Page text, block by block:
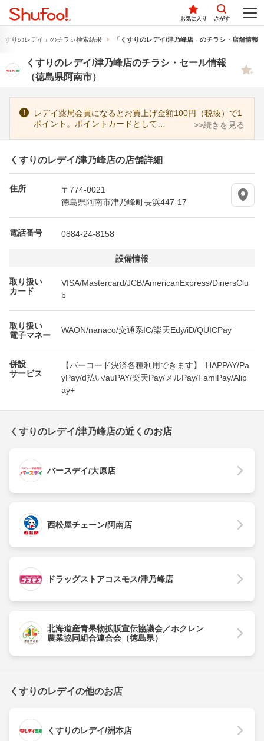
お気に入り さがす
すりのレデイ」のチラシ検索結果 「くすりのレデイ/津乃峰店」のチラシ・店舗情報
くすりのレデイ/津乃峰店のチラシ・セール情報
（徳島県阿南市）
レデイ薬局会員になるとお買上げ金額100円（税抜）で1
ポイント。ポイントカードとして…
>>続きを見る
くすりのレデイ/津乃峰店の店舗詳細
住所
〒774-0021
徳島県阿南市津乃峰町長浜447-17
電話番号 0884-24-8158
設備情報
取り扱い
カード
VISA/Mastercard/JCB/AmericanExpress/DinersClu
b
取り扱い
電子マネー
WAON/nanaco/交通系IC/楽天Edy/iD/QUICPay
併設
サービス
【バーコード決済各種利用できます】 HAPPAY/Pa
yPay/d払い/auPAY/楽天Pay/メルPay/FamiPay/Alip
ay+
くすりのレデイ/津乃峰店の近くのお店
バースデイ/大原店
西松屋チェーン/阿南店
ドラッグストアコスモス/津乃峰店
北海道産青果物拡販宣伝協議会／ホクレン
農業協同組合連合会（徳島県）
くすりのレデイの他のお店
くすりのレデイ/洲本店